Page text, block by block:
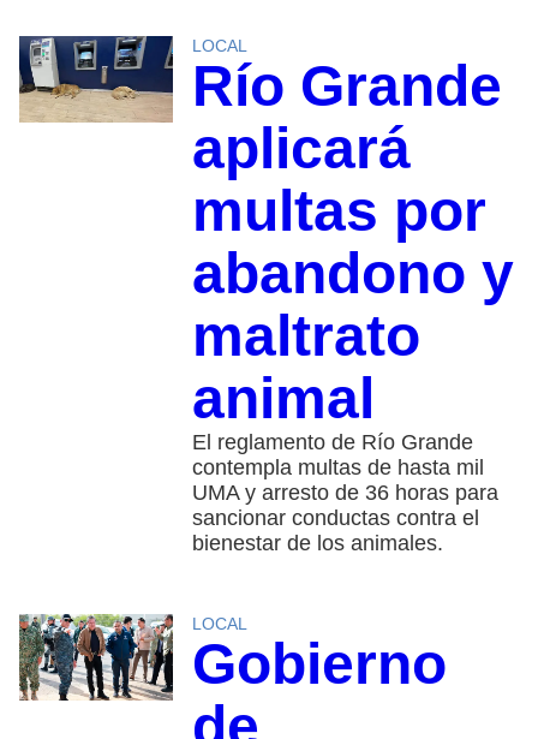
LOCAL
Río Grande
aplicará
multas por
abandono y
maltrato
animal
El reglamento de Río Grande
contempla multas de hasta mil
UMA y arresto de 36 horas para
sancionar conductas contra el
bienestar de los animales.
LOCAL
Gobierno